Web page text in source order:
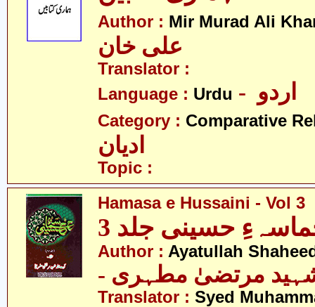
Author : Mir Murad Ali
علی خان
Translator :
Language : Urdu
Category : Comparative
ادیان
Topic :
Hamasa e Hussaini - Vol 3
حسینی جلد 3
Author : Ayatullah
شہید مرتضیٰ مطہری
Translator : Syed